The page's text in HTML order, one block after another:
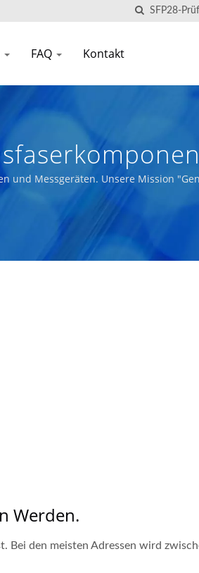
FAQ Kontakt
und Messgeräten. Unsere Mission
Werden.
Bei den meisten Adressen wird